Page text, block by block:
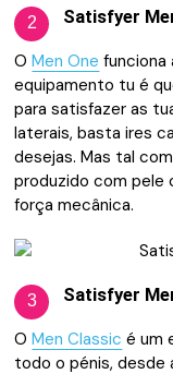
2 Satisfyer
OMen One funciona
equipamento tu é
para satisfazer as
laterais, basta ires
desejas. Mas tal
produzido com pele
força mecânica.
3 Satisfyer
OMen Classic é um
todo o pénis, desde